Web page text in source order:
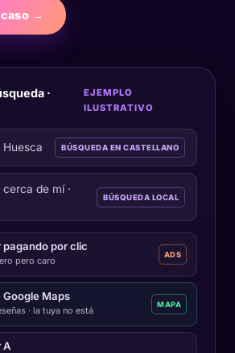
→
·
EJEMPLO
ILUSTRATIVO
Huesca BÚSQUEDA EN CASTELLANO
cerca de mí ·
BÚSQUEDA LOCAL
por clic
pero caro
ADS
Google Maps
· la tuya no está
MAPA
A